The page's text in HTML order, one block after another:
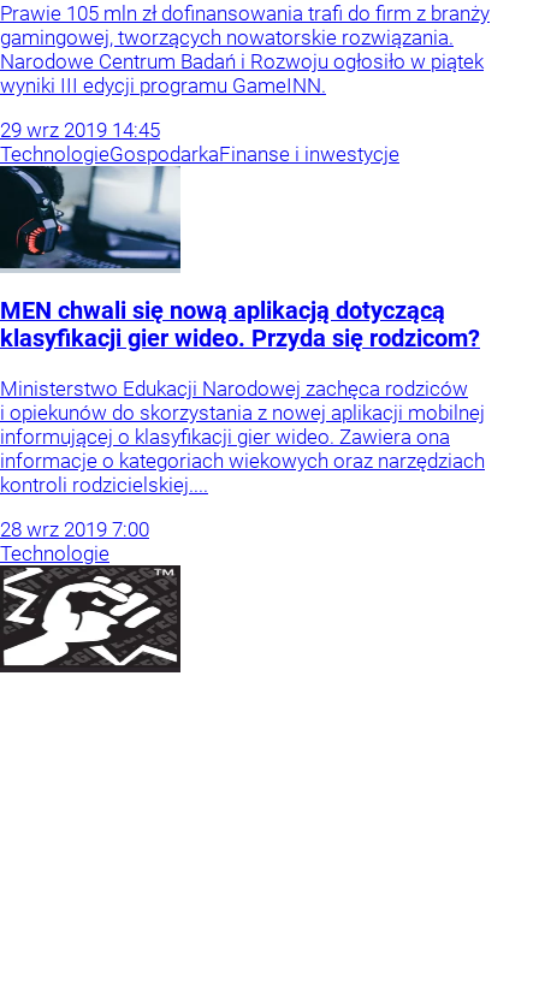
Prawie 105 mln zł dofinansowania trafi do firm z branży
gamingowej, tworzących nowatorskie rozwiązania.
Narodowe Centrum Badań i Rozwoju ogłosiło w piątek
wyniki III edycji programu GameINN.
29 wrz 2019 14:45
TechnologieGospodarkaFinanse i inwestycje
MEN chwali się nową aplikacją dotyczącą
klasyfikacji gier wideo. Przyda się rodzicom?
Ministerstwo Edukacji Narodowej zachęca rodziców
i opiekunów do skorzystania z nowej aplikacji mobilnej
informującej o klasyfikacji gier wideo. Zawiera ona
informacje o kategoriach wiekowych oraz narzędziach
kontroli rodzicielskiej....
28 wrz 2019 7:00
Technologie